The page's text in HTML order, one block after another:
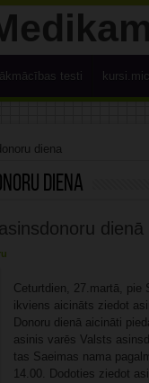
testi
diena
diena
Ceturtdien, 27.martā, pie
ikviens aicināts ziedot
Donoru dienā aicināti
asinis varēs Valsts
tas Saeimas nama
14.00. Dodoties ziedot